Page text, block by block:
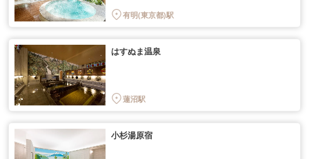
有明(東京都)駅
はすぬま温泉
蓮沼駅
小杉湯原宿